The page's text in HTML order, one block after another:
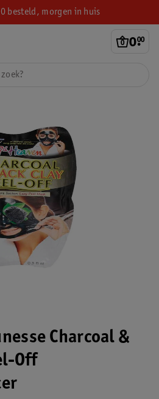
besteld, morgen in huis
0.
00
Charcoal &
Off